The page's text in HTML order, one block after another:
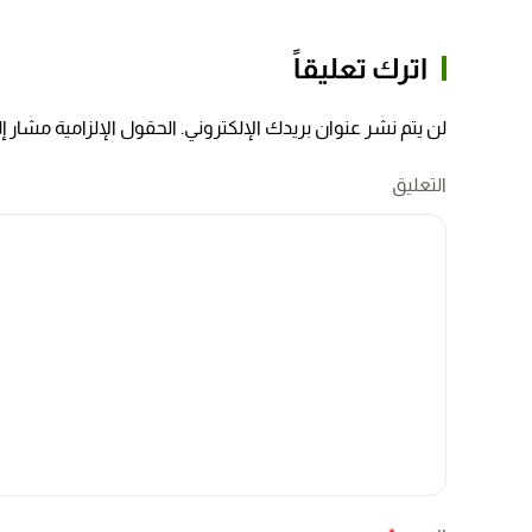
اترك تعليقاً
لن يتم نشر عنوان بريدك الإلكتروني. الحقول الإلزامية مشار
التعليق